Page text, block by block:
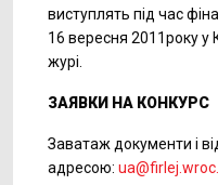
виступлять під час
16 вересня 2011року
журі.
ЗАЯВКИ НА КОНКУРС
Заватаж документи і
адресою: